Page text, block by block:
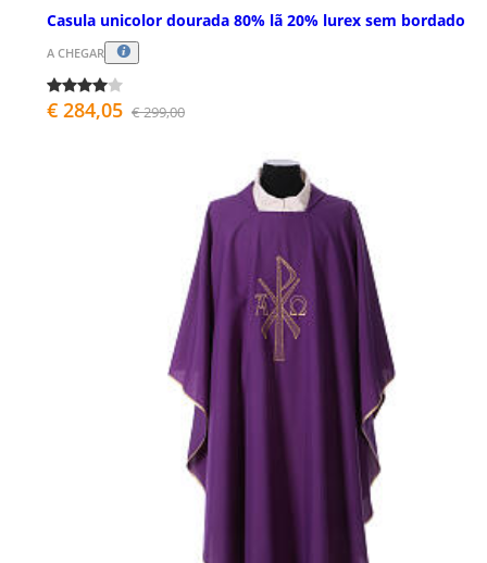
Casula unicolor dourada 80% lã 20% lurex sem bordado
A CHEGAR
€ 284,05 € 299,00